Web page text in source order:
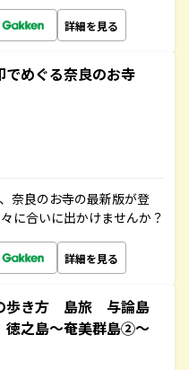
詳細を見る
めぐる奈良のお寺
奈良のお寺の最新版が登
に合いに出かけませんか？
詳細を見る
歩き方 島旅 与論島
之島～奄美群島②～